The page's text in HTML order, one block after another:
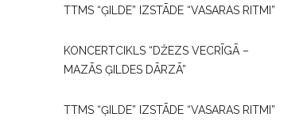
TTMS “ĢILDE” IZSTĀDE “VASARAS RITMI”
KONCERTCIKLS “DŽEZS VECRĪGĀ –
MAZĀS ĢILDES DĀRZĀ”
TTMS “ĢILDE” IZSTĀDE “VASARAS RITMI”